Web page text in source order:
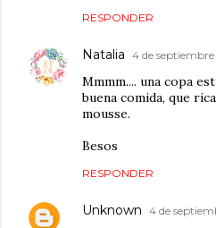
RESPONDER
Natalia 4 de septiembre
Mmmm.... una copa
buena comida, que
mousse.
Besos
RESPONDER
Unknown 4 de